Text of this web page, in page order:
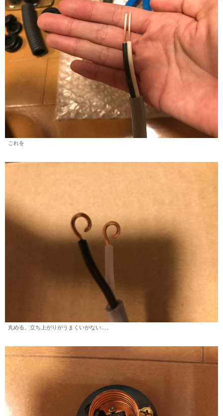
これを
丸める。立ち上がりがうまくいかない…。